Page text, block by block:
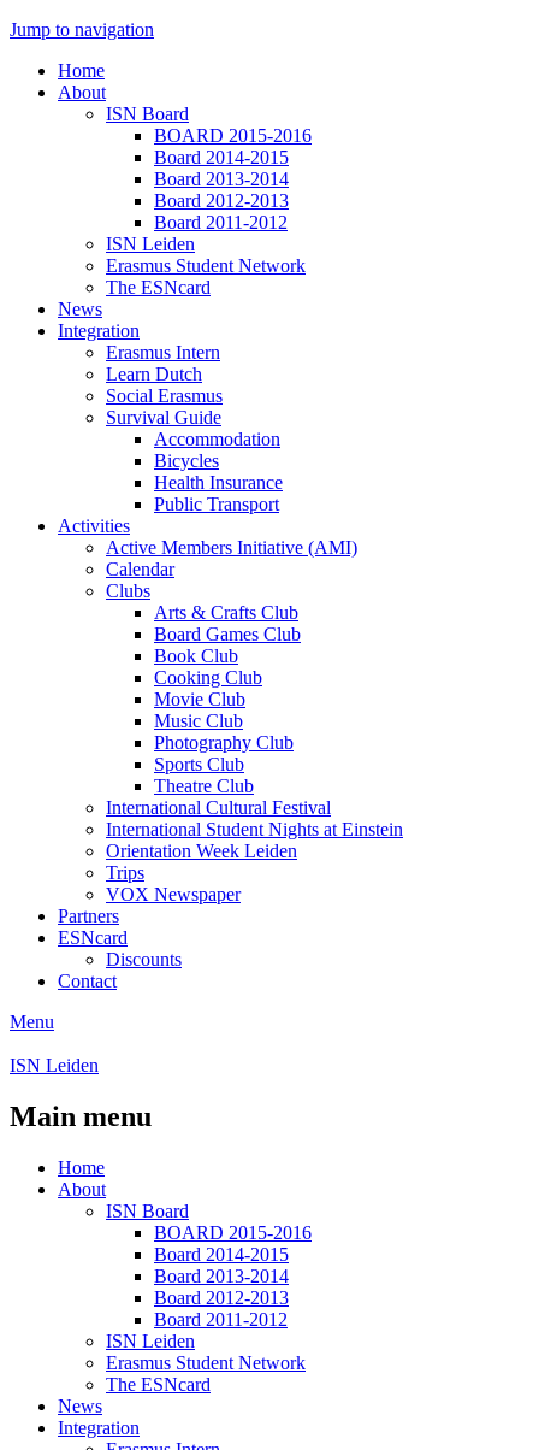
Jump to navigation
Home
About
ISN Board
BOARD 2015-2016
Board 2014-2015
Board 2013-2014
Board 2012-2013
Board 2011-2012
ISN Leiden
Erasmus Student Network
The ESNcard
News
Integration
Erasmus Intern
Learn Dutch
Social Erasmus
Survival Guide
Accommodation
Bicycles
Health Insurance
Public Transport
Activities
Active Members Initiative (AMI)
Calendar
Clubs
Arts & Crafts Club
Board Games Club
Book Club
Cooking Club
Movie Club
Music Club
Photography Club
Sports Club
Theatre Club
International Cultural Festival
International Student Nights at Einstein
Orientation Week Leiden
Trips
VOX Newspaper
Partners
ESNcard
Discounts
Contact
Menu
ISN Leiden
Main menu
Home
About
ISN Board
BOARD 2015-2016
Board 2014-2015
Board 2013-2014
Board 2012-2013
Board 2011-2012
ISN Leiden
Erasmus Student Network
The ESNcard
News
Integration